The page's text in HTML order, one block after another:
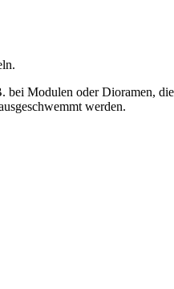
Modulen oder Dioramen,
werden.